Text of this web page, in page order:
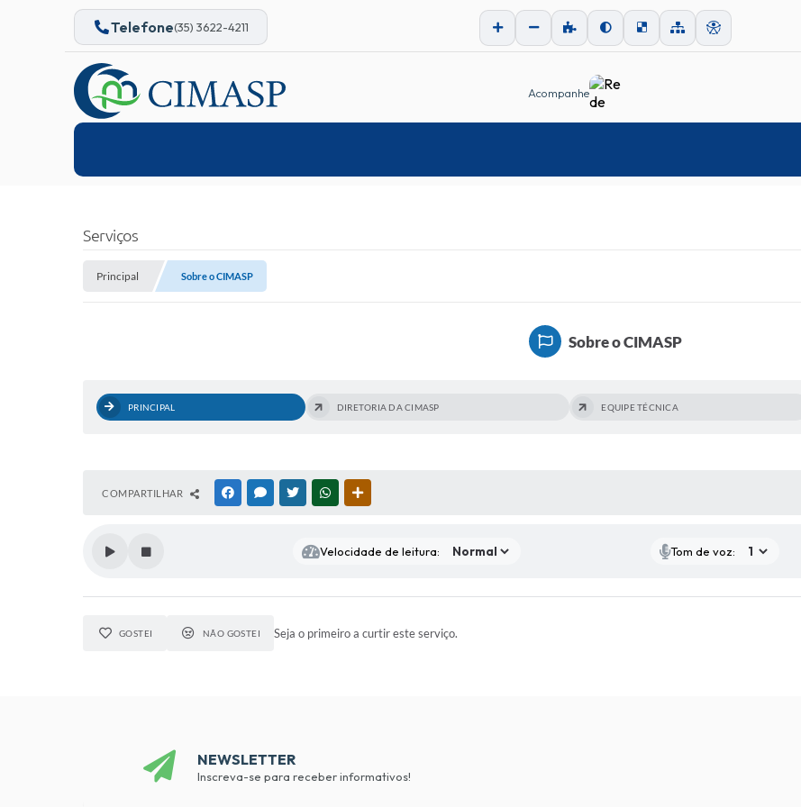
Acompanhe
Telefone(35) 3622-4211
Serviços
Principal Sobre o CIMASP
Sobre o CIMASP
PRINCIPAL DIRETORIA DA CIMASP EQUIPE TÉCNICA
COMPARTILHAR FACEBOOKMESSENGER
TWITTERWHATSAPP
Velocidade de leitura: Tom de voz:
GOSTEI NÃO GOSTEI Seja o primeiro a curtir este serviço.
NEWSLETTER
Inscreva-se para receber informativos!